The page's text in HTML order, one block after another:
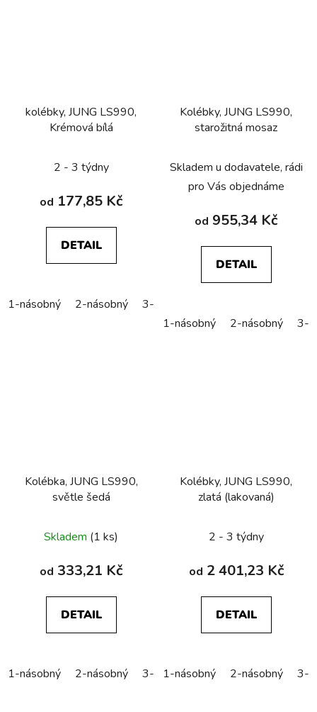
kolébky, JUNG LS990,
Krémová bílá
2 - 3 týdny
od 177,85 Kč
DETAIL
1-násobný 2-násobný 3-násobný
Kolébky, JUNG LS990,
starožitná mosaz
Skladem u dodavatele, rádi
pro Vás objednáme
od 955,34 Kč
DETAIL
1-násobný 2-násobný 3-
Kolébka, JUNG LS990,
světle šedá
Skladem (1 ks)
od 333,21 Kč
DETAIL
1-násobný 2-násobný 3-násobný
Kolébky, JUNG LS990,
zlatá (lakovaná)
2 - 3 týdny
od 2 401,23 Kč
DETAIL
1-násobný 2-násobný 3-